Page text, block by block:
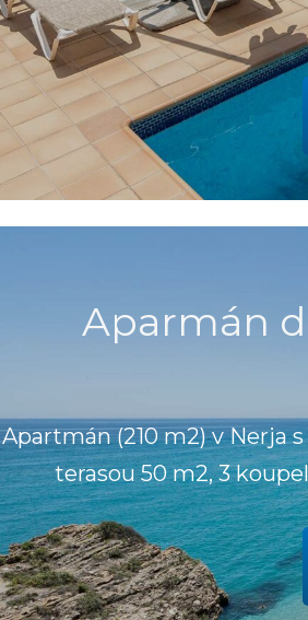
Aparmán
Apartmán (210 m2) v Nerja
terasou 50 m2, 3